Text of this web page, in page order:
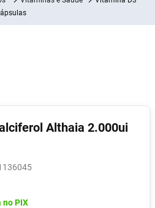
Althaia 2.000ui
no PIX